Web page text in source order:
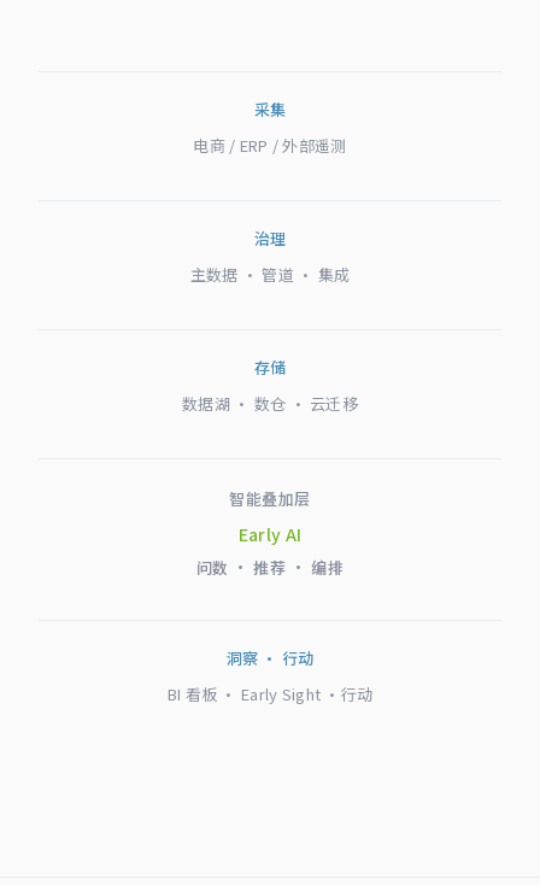
采集
电商 / ERP / 外部遥测
治理
主数据 · 管道 · 集成
存储
数据湖 · 数仓 · 云迁移
智能叠加层
Early AI
问数 · 推荐 · 编排
洞察 · 行动
BI 看板 · Early Sight ·行动